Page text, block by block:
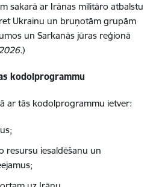
sakarā ar Irānas militāro atbalstu
Ukrainu un bruņotām grupām
un Sarkanās jūras reģionā
)
kodolprogrammu
ar tās kodolprogrammu ietver:
resursu iesaldēšanu un